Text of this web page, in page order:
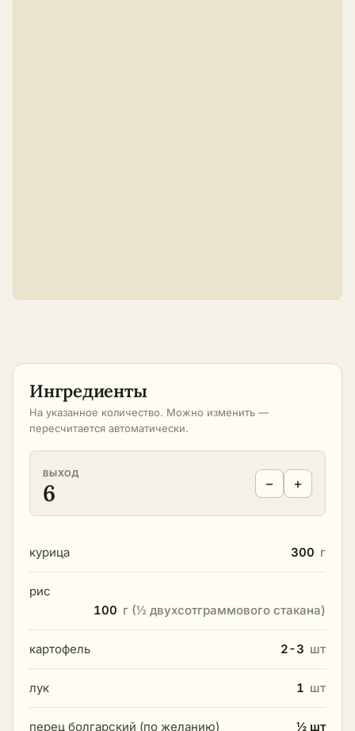
Ингредиенты
На указанное количество. Можно изменить —
пересчитается автоматически.
ВЫХОД
6 − +
курица 300 г
рис
100 г (½ двухсотграммового стакана)
картофель 2-3 шт
лук 1 шт
перец болгарский (по желанию) ½ шт